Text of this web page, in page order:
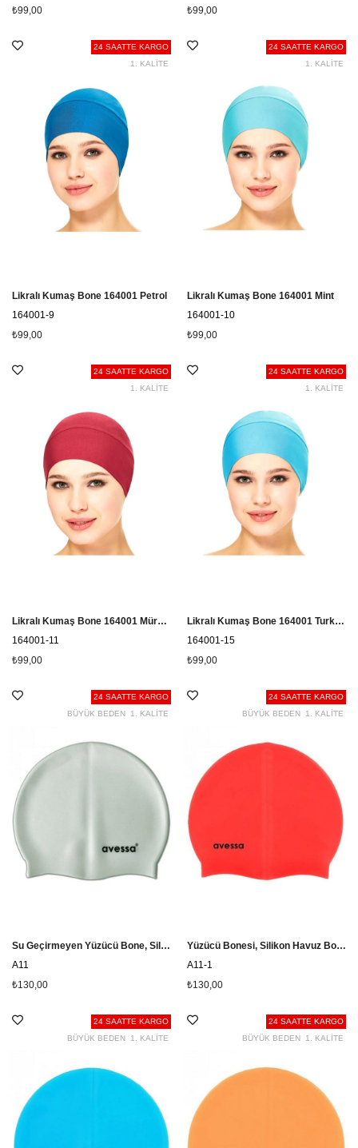
₺99,00
₺99,00
Likralı Kumaş Bone 164001 Petrol
164001-9
₺99,00
24 SAATTE KARGO
1. KALİTE
Likralı Kumaş Bone 164001 Mint
164001-10
₺99,00
24 SAATTE KARGO
1. KALİTE
Likralı Kumaş Bone 164001 Mürdüm
164001-11
₺99,00
24 SAATTE KARGO
1. KALİTE
Likralı Kumaş Bone 164001 Turkuaz
164001-15
₺99,00
24 SAATTE KARGO
1. KALİTE
Su Geçirmeyen Yüzücü Bone, Silikon Yüzücü Bonesi A11
A11
₺130,00
24 SAATTE KARGO
1. KALİTE
BÜYÜK BEDEN
Yüzücü Bonesi, Silikon Havuz Bonesi A11-1
A11-1
₺130,00
24 SAATTE KARGO
1. KALİTE
BÜYÜK BEDEN
24 SAATTE KARGO
1. KALİTE
BÜYÜK BEDEN
24 SAATTE KARGO
1. KALİTE
BÜYÜK BEDEN